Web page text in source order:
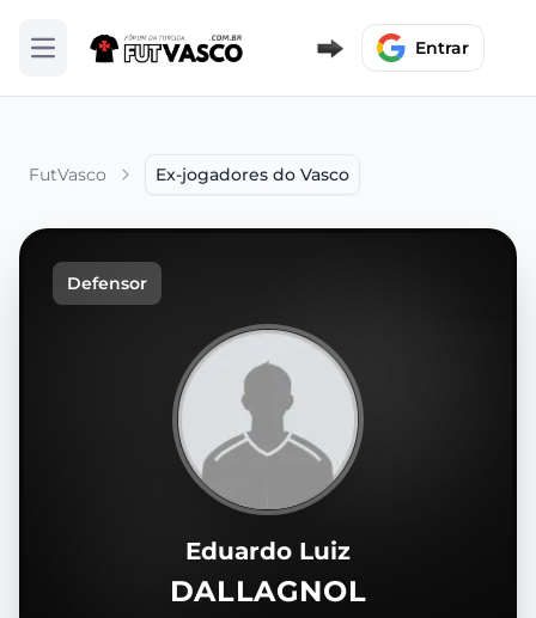
Abrir menu Entrar
FutVasco Ex-jogadores do Vasco
Defensor
Eduardo Luiz
DALLAGNOL